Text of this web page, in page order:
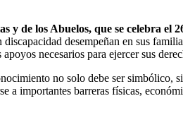
y de los Abuelos, que se celebra el
discapacidad desempeñan en sus
apoyos necesarios para ejercer sus
no solo debe ser simbólico,
a importantes barreras físicas,